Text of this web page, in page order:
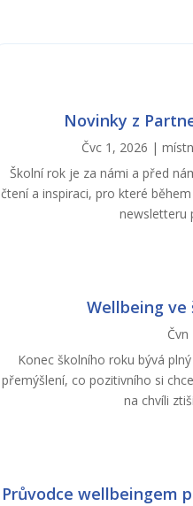
Novinky z
Čvc 1, 2026 |
Školní rok je za námi a před
čtení a inspiraci, pro které
newsletteru
Wellbeing ve
Čvn
Konec školního roku bývá
přemýšlení, co pozitivního si
na chvíli
Průvodce wellbeingem